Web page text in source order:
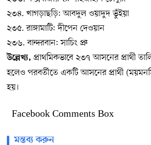
২৩৪. খাগড়াছড়ি: আবদুল ওয়াদুদ ভুঁইয়া
২৩৫. রাঙ্গামাটি: দীপেন দেওয়ান
২৩৬. বান্দরবান: সাচিং প্রু
উল্লেখ্য, প্রাথমিকভাবে ২৩৭ আসনের প্রার্থী
হলেও পরবর্তীতে একটি আসনের প্রার্থী
হয়।
Facebook Comments Box
মন্তব্য করুন